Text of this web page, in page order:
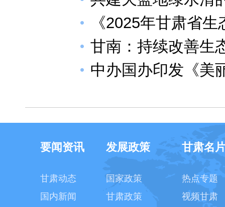
《2025年甘肃省
甘南：持续改善生
中办国办印发《美
要闻资讯
甘肃动态
国内新闻
发展政策
国家政策
甘肃政策
甘肃名
热点专题
视频甘肃